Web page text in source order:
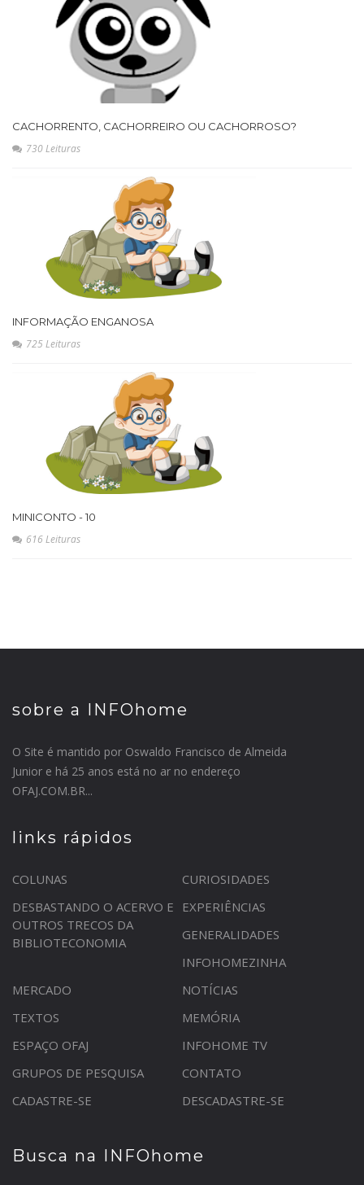
CACHORRENTO, CACHORREIRO OU CACHORROSO?
730 Leituras
INFORMAÇÃO ENGANOSA
725 Leituras
MINICONTO - 10
616 Leituras
sobre a INFOhome
O Site é mantido por Oswaldo Francisco de Almeida
Junior e há 25 anos está no ar no endereço
OFAJ.COM.BR...
links rápidos
COLUNAS
CURIOSIDADES
DESBASTANDO O ACERVO E
OUTROS TRECOS DA
BIBLIOTECONOMIA
EXPERIÊNCIAS
GENERALIDADES
INFOHOMEZINHA
MERCADO
NOTÍCIAS
TEXTOS
MEMÓRIA
ESPAÇO OFAJ
INFOHOME TV
GRUPOS DE PESQUISA
CONTATO
CADASTRE-SE
DESCADASTRE-SE
Busca na INFOhome